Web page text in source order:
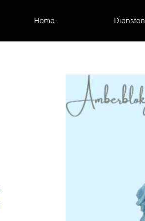
Home Diensten